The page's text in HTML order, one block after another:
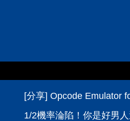
[分享] Opcode Emulator
1/2機率淪陷！你是好男